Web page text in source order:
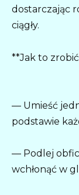
dostarczając
ciągły.
**Jak to
— Umieść
podstawie
— Podlej
wchłonąć w